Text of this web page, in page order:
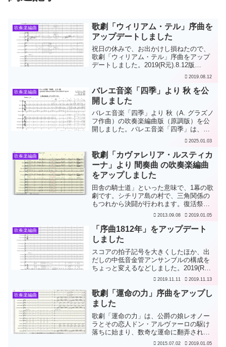
吹奏楽編曲
歌劇「ウィリアム・テル」序曲を
アップデートしました
祝日の休みで、お出かけし損ねたので、
歌劇「ウィリアム・テル」序曲をアップ
デートしました。2019(R元).8.12版
（v6）フルスコアの拍子番号を大きくし
クソフォーンに、バス・クラリネットの
高音ソロ代奏...
2019.08.12
吹奏楽編曲
バレエ音楽「四季」より 秋 を公
開しました
バレエ音楽「四季」より 秋（A. グラズノ
フ作曲）の吹奏楽編曲版（原調版）を公
開しました。バレエ音楽「四季」は、ク
ラシックバレエの付随音楽として書かれ
アの四季折々を絵画のように風景描写し
ていきます。...
2025.01.03
吹奏楽編曲
歌劇「カヴァレリア・ルスティカ
ーナ」より 間奏曲 の吹奏楽編曲
をアップしました
田舎の騎士道」といった意味で、1幕の歌
劇です。シチリア島の村で、三角関係の
もつれから決闘が行われます。復活祭の
日の朝、青年が以前の恋人に誘われてい
ちょうど通りかかった以前の恋人の旦那
に、事の次第を話します...
2013.09.08 2019.01.05
吹奏楽編曲
「序曲1812年」をアップデート
しました
スコアの拍子記号を大きくしたほか、出
だしの中低音金管アンサンブルの構成を
ちょっと変えるなどしました。2019(R
元).11.11版（v4）フルスコアの拍子記号
アムの音をトロンボーン3に移し、ホルン
1の...
2019.11.11 2019.11.13
吹奏楽編曲
歌劇「運命の力」序曲をアップし
ました
歌劇「運命の力」は、公爵の娘レオノー
ラとその恋人ドン・アルヴァーロの駆け
落ちに始まり、数奇な運命に翻弄されて
登場人物の様々な苦難と死が重なってい
2015.07.02 2019.01.05